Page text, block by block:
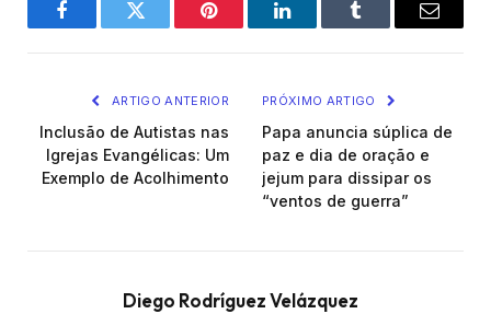
FacebookTwitter Pinterest LinkedInTumblr Email
ARTIGO ANTERIOR
Inclusão de Autistas nas
Igrejas Evangélicas: Um
Exemplo de Acolhimento
PRÓXIMO ARTIGO
Papa anuncia súplica de
paz e dia de oração e
jejum para dissipar os
“ventos de guerra”
Diego Rodríguez Velázquez